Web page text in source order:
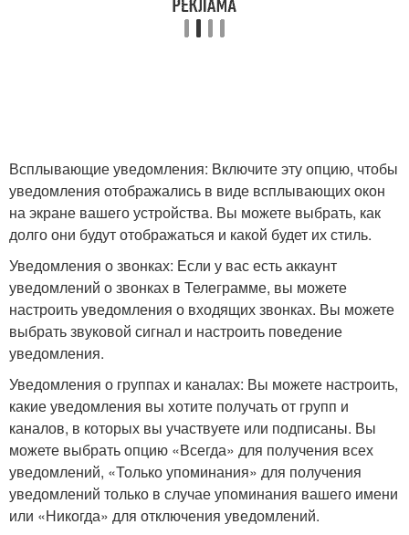
Всплывающие уведомления: Включите эту опцию, чтобы
уведомления отображались в виде всплывающих окон
на экране вашего устройства. Вы можете выбрать, как
долго они будут отображаться и какой будет их стиль.
Уведомления о звонках: Если у вас есть аккаунт
уведомлений о звонках в Телеграмме, вы можете
настроить уведомления о входящих звонках. Вы можете
выбрать звуковой сигнал и настроить поведение
уведомления.
Уведомления о группах и каналах: Вы можете настроить,
какие уведомления вы хотите получать от групп и
каналов, в которых вы участвуете или подписаны. Вы
можете выбрать опцию «Всегда» для получения всех
уведомлений, «Только упоминания» для получения
уведомлений только в случае упоминания вашего имени
или «Никогда» для отключения уведомлений.